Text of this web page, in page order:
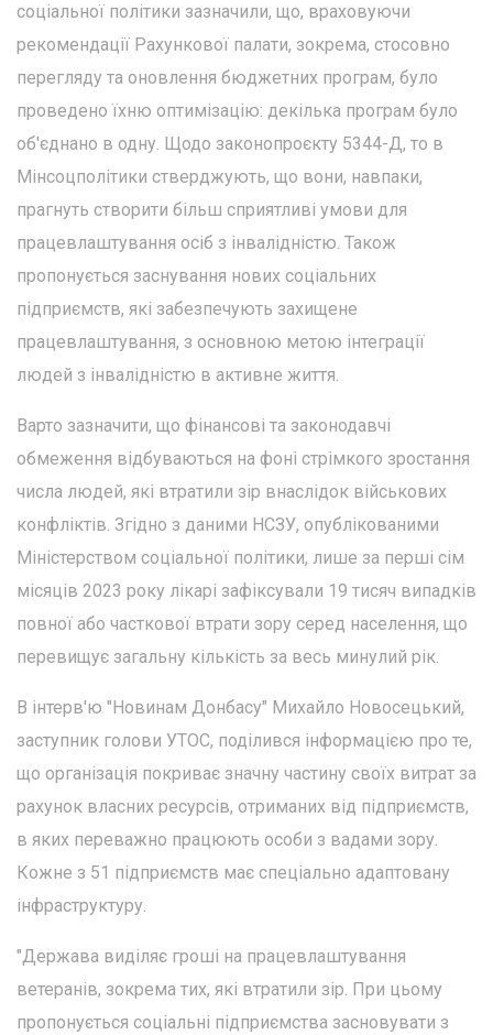
соціальної політики зазначили, що, враховуючи
рекомендації Рахункової палати, зокрема, стосовно
перегляду та оновлення бюджетних програм, було
проведено їхню оптимізацію: декілька програм було
об'єднано в одну. Щодо законопроєкту 5344-Д, то в
Мінсоцполітики стверджують, що вони, навпаки,
прагнуть створити більш сприятливі умови для
працевлаштування осіб з інвалідністю. Також
пропонується заснування нових соціальних
підприємств, які забезпечують захищене
працевлаштування, з основною метою інтеграції
людей з інвалідністю в активне життя.
Варто зазначити, що фінансові та законодавчі
обмеження відбуваються на фоні стрімкого зростання
числа людей, які втратили зір внаслідок військових
конфліктів. Згідно з даними НСЗУ, опублікованими
Міністерством соціальної політики, лише за перші сім
місяців 2023 року лікарі зафіксували 19 тисяч випадків
повної або часткової втрати зору серед населення, що
перевищує загальну кількість за весь минулий рік.
В інтерв'ю "Новинам Донбасу" Михайло Новосецький,
заступник голови УТОС, поділився інформацією про те,
що організація покриває значну частину своїх витрат за
рахунок власних ресурсів, отриманих від підприємств,
в яких переважно працюють особи з вадами зору.
Кожне з 51 підприємств має спеціально адаптовану
інфраструктуру.
"Держава виділяє гроші на працевлаштування
ветеранів, зокрема тих, які втратили зір. При цьому
пропонується соціальні підприємства засновувати з